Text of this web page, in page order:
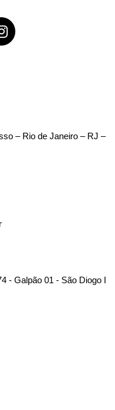
– Rio de Janeiro – RJ –
- Galpão 01 - São Diogo I